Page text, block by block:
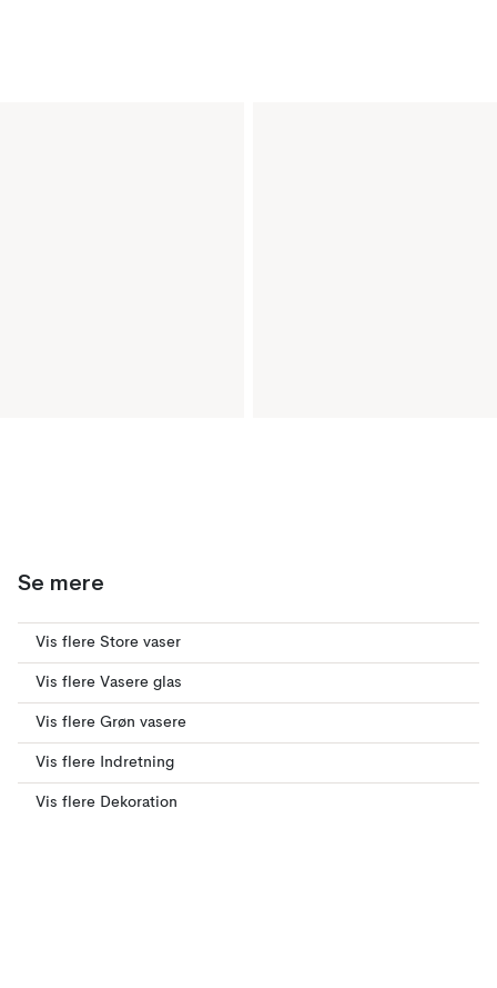
Se mere
Vis flere Store vaser
Vis flere Vasere glas
Vis flere Grøn vasere
Vis flere Indretning
Vis flere Dekoration